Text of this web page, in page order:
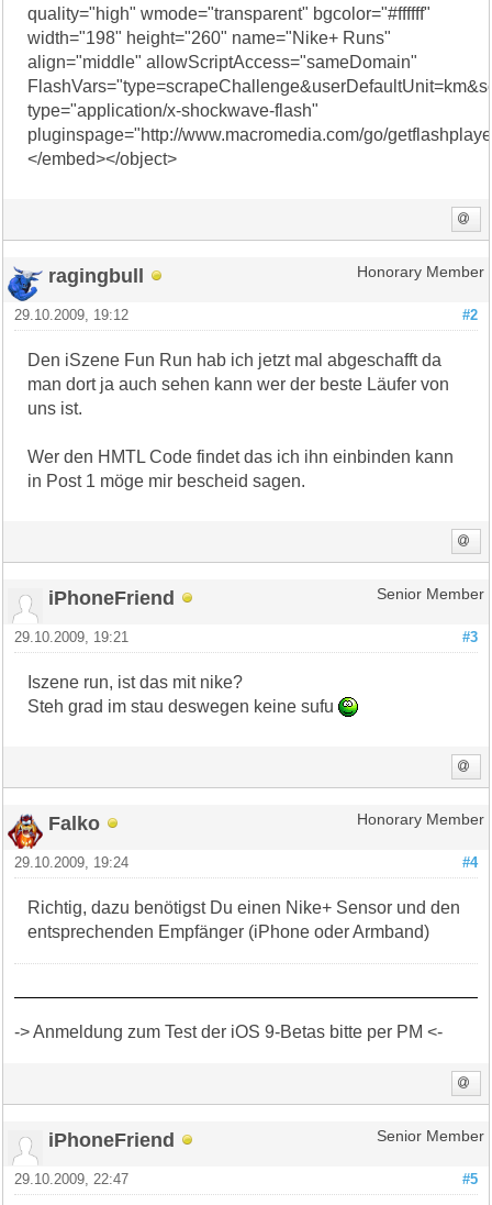
quality="high" wmode="transparent" bgcolor="#ffffff"
width="198" height="260" name="Nike+ Runs"
align="middle" allowScriptAccess="sameDomain"
type="application/x-shockwave-flash"
pluginspage="http://www.macromedia.com/go/
</embed></object>
ragingbull Honorary Member
#2
29.10.2009, 19:12
Den iSzene Fun Run hab ich jetzt mal abgeschafft da
man dort ja auch sehen kann wer der beste Läufer von
uns ist.
Wer den HMTL Code findet das ich ihn einbinden kann
in Post 1 möge mir bescheid sagen.
iPhoneFriend Senior Member
#3
29.10.2009, 19:21
Iszene run, ist das mit nike?
Steh grad im stau deswegen keine sufu
Falko Honorary Member
#4
29.10.2009, 19:24
Richtig, dazu benötigst Du einen Nike+ Sensor und den
entsprechenden Empfänger (iPhone oder Armband)
-> Anmeldung zum Test der iOS 9-Betas bitte per PM <-
iPhoneFriend Senior Member
#5
29.10.2009, 22:47